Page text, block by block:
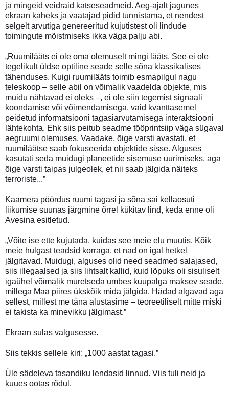
ja mingeid veidraid katseseadmeid. Aeg-ajalt jagunes
ekraan kaheks ja vaatajad pidid tunnistama, et nendest
selgelt arvutiga genereeritud kujutistest oli lindude
toimingute mõistmiseks ikka väga palju abi.
„Ruumilääts ei ole oma olemuselt mingi lääts. See ei ole
tegelikult üldse optiline seade selle sõna klassikalises
tähenduses. Kuigi ruumilääts toimib esmapilgul nagu
teleskoop – selle abil on võimalik vaadelda objekte, mis
muidu nähtavad ei oleks –, ei ole siin tegemist signaali
koondamise või võimendamisega, vaid kvanttasemel
peidetud informatsiooni tagasiarvutamisega interaktsiooni
lähtekohta. Ehk siis peitub seadme tööprintsiip väga sügaval
aegruumi olemuses. Vaadake, õige varsti avastati, et
ruumiläätse saab fokuseerida objektide sisse. Alguses
kasutati seda muidugi planeetide sisemuse uurimiseks, aga
õige varsti taipas julgeolek, et nii saab jälgida näiteks
terroriste...”
Kaamera pöördus ruumi tagasi ja sõna sai kellaosuti
liikumise suunas järgmine õrrel kükitav lind, keda enne oli
Avesina esitletud.
„Võite ise ette kujutada, kuidas see meie elu muutis. Kõik
meie hulgast teadsid korraga, et nad on igal hetkel
jälgitavad. Muidugi, alguses olid need seadmed salajased,
siis illegaalsed ja siis lihtsalt kallid, kuid lõpuks oli sisuliselt
igaühel võimalik muretseda umbes kuupalga maksev seade,
millega Maa piires ükskõik mida jälgida. Hädad algavad aga
sellest, millest me täna alustasime – teoreetiliselt mitte miski
ei takista ka minevikku jälgimast.”
Ekraan sulas valgusesse.
Siis tekkis sellele kiri: „1000 aastat tagasi.”
Üle sädeleva tasandiku lendasid linnud. Viis tuli neid ja
kuues ootas rõdul.